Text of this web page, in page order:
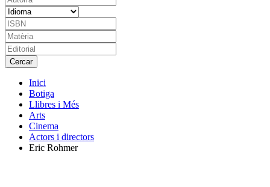
Inici
Botiga
Llibres i Més
Arts
Cinema
Actors i directors
Eric Rohmer